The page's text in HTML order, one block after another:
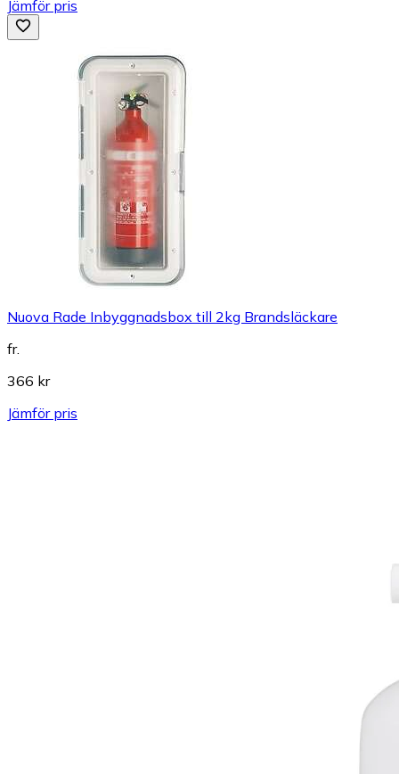
Jämför pris
Nuova Rade Inbyggnadsbox till 2kg Brandsläckare
fr.
366 kr
Jämför pris